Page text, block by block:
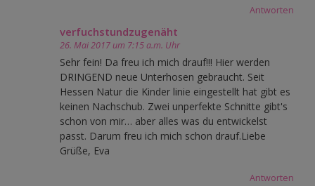
Antworten
verfuchstundzugenäht
26. Mai 2017 um 7:15 a.m. Uhr
Sehr fein! Da freu ich mich drauf!!! Hier werden
DRINGEND neue Unterhosen gebraucht. Seit
Hessen Natur die Kinder linie eingestellt hat gibt es
keinen Nachschub. Zwei unperfekte Schnitte gibt's
schon von mir… aber alles was du entwickelst
passt. Darum freu ich mich schon drauf.Liebe
Grüße, Eva
Antworten